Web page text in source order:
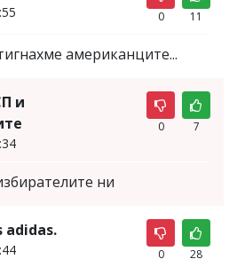
0 11
американците...
и
0 7
ни
adidas.
0 28